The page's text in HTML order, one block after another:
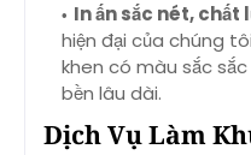
In ấn sắc nét,
hiện đại của chúng
khen có màu sắc
bền lâu dài.
Dịch Vụ Làm